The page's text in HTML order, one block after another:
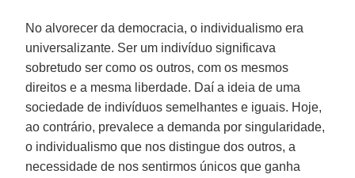
No alvorecer da democracia, o individualismo era
universalizante. Ser um indivíduo significava
sobretudo ser como os outros, com os mesmos
direitos e a mesma liberdade. Daí a ideia de uma
sociedade de indivíduos semelhantes e iguais. Hoje,
ao contrário, prevalece a demanda por singularidade,
o individualismo que nos distingue dos outros, a
necessidade de nos sentirmos únicos que ganha